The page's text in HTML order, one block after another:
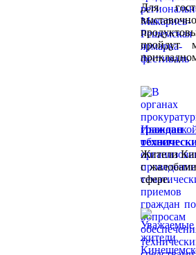
Для
пройдут
Жители
с
сфере.